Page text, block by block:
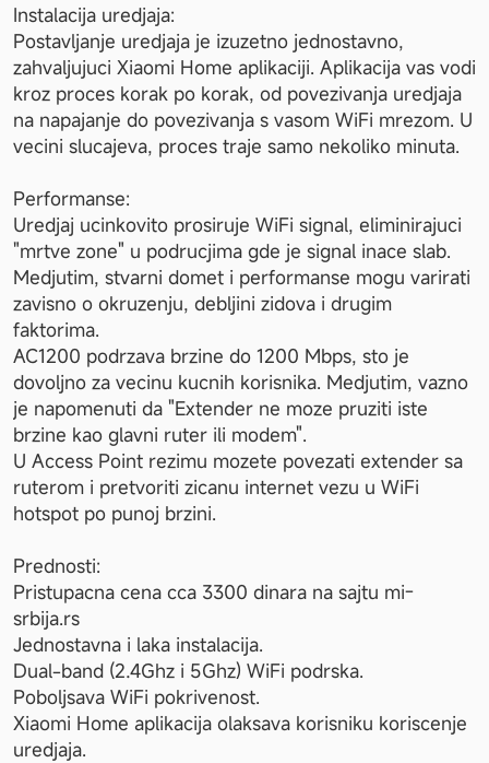
Instalacija uredjaja:
Postavljanje uredjaja je izuzetno jednostavno,
zahvaljujuci Xiaomi Home aplikaciji. Aplikacija vas vodi
kroz proces korak po korak, od povezivanja uredjaja
na napajanje do povezivanja s vasom WiFi mrezom. U
vecini slucajeva, proces traje samo nekoliko minuta.
Performanse:
Uredjaj ucinkovito prosiruje WiFi signal, eliminirajuci
"mrtve zone" u podrucjima gde je signal inace slab.
Medjutim, stvarni domet i performanse mogu varirati
zavisno o okruzenju, debljini zidova i drugim
faktorima.
AC1200 podrzava brzine do 1200 Mbps, sto je
dovoljno za vecinu kucnih korisnika. Medjutim, vazno
je napomenuti da "Extender ne moze pruziti iste
brzine kao glavni ruter ili modem".
U Access Point rezimu mozete povezati extender sa
ruterom i pretvoriti zicanu internet vezu u WiFi
hotspot po punoj brzini.
Prednosti:
Pristupacna cena cca 3300 dinara na sajtu mi-
srbija.rs
Jednostavna i laka instalacija.
Dual-band (2.4Ghz i 5Ghz) WiFi podrska.
Poboljsava WiFi pokrivenost.
Xiaomi Home aplikacija olaksava korisniku koriscenje
uredjaja.